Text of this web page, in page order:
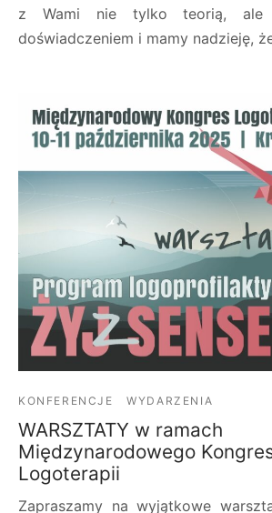
z Wami nie tylko teorią, ale
doświadczeniem i mamy nadzieję,
KONFERENCJE WYDARZENIA
WARSZTATY w ramach
Międzynarodowego
Logoterapii
Zapraszamy na wyjątkowe